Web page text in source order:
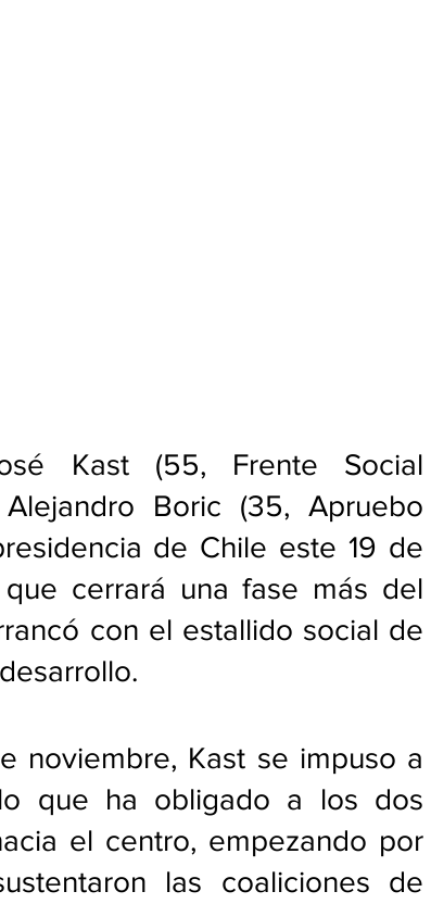
Kast (55, Frente Social
Boric (35, Apruebo
de Chile este 19 de
cerrará una fase más del
con el estallido social de
noviembre, Kast se impuso a
que ha obligado a los dos
el centro, empezando por
las coaliciones de